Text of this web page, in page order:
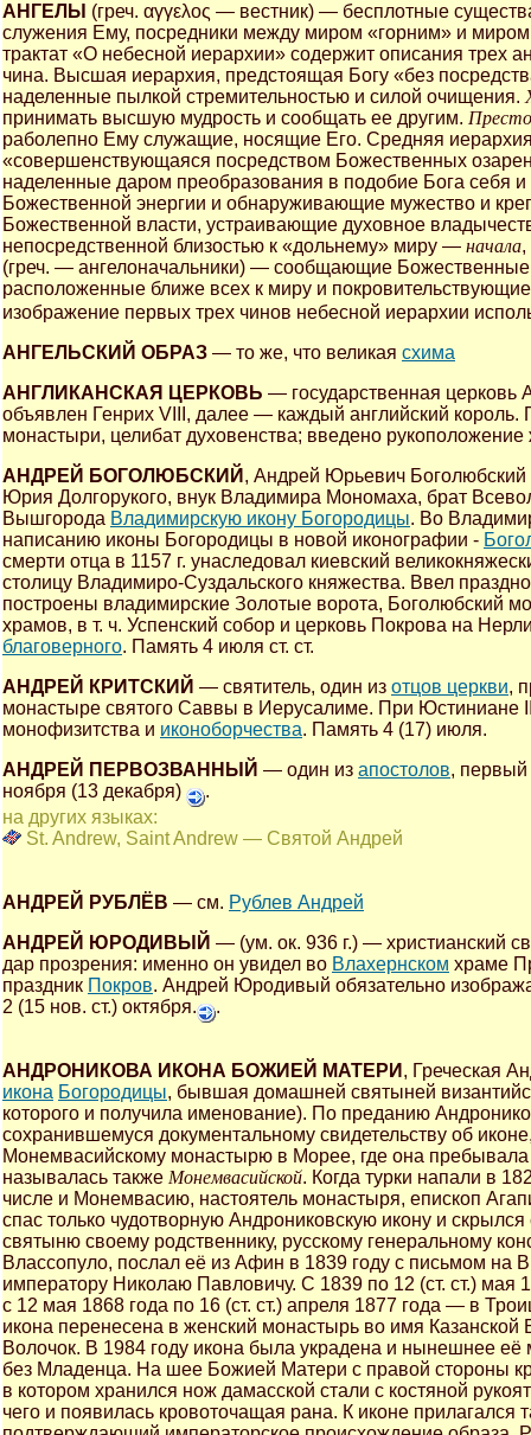
АНГЕЛЫ (греч. αγγελος — вестник) — бесплотные
служения Ему, посредники между миром «горним» и
трактат «О небесной иерархии» содержит описания трех
чина. Высшая иерархия, предстоящая Богу «без
наделенные пылкой стремительностью и силой очищения.
принимать высшую мудрость и сообщать ее другим.
раболепно Ему служащие, носящие Его. Средняя
«совершенствующаяся посредством Божественных
наделенные даром преобразования в подобие Бога себя
Божественной энергии и обнаруживающие мужество и
Божественной власти, устраивающие духовное
непосредственной близостью к «дольнему» миру — начала,
(греч. — ангелоначальники) — сообщающие
расположенные ближе всех к миру и
изображение первых трех чинов небесной иерархии
АНГЕЛЬСКИЙ ОБРАЗ — то же, что великая схима
АНГЛИКАНСКАЯ ЦЕРКОВЬ — государственная церковь
объявлен Генрих VIII, далее — каждый английский
монастыри, целибат духовенства; введено
АНДРЕЙ БОГОЛЮБСКИЙ , Андрей Юрьевич Боголюбский
Юрия Долгорукого, внук Владимира Мономаха, брат
Вышгорода Владимирскую икону Богородицы. Во
написанию иконы Богородицы в новой иконографии -
смерти отца в 1157 г. унаследовал киевский
столицу Владимиро-Суздальского княжества. Ввел
построены владимирские Золотые ворота, Боголюбский
храмов, в т. ч. Успенский собор и церковь Покрова на
благоверного. Память 4 июля ст. ст.
АНДРЕЙ КРИТСКИЙ — святитель, один из отцов церкви,
монастыре святого Саввы в Иерусалиме. При Юстиниане
монофизитства и иконоборчества. Память 4 (17) июля.
АНДРЕЙ ПЕРВОЗВАННЫЙ — один из апостолов,
ноября (13 декабря)
.
на других языках:
St. Andrew, Saint Andrew — Святой Андрей
АНДРЕЙ РУБЛЁВ — см. Рублев Андрей
АНДРЕЙ ЮРОДИВЫЙ — (ум. ок. 936 г.) — христианский
дар прозрения: именно он увидел во Влахернском храме
праздник Покров. Андрей Юродивый обязательно
2 (15 нов. ст.) октября.
.
АНДРОНИКОВА ИКОНА БОЖИЕЙ МАТЕРИ , Греческая
икона Богородицы, бывшая домашней святыней
которого и получила именование). По преданию
сохранившемуся документальному свидетельству об
Монемвасийскому монастырю в Морее, где она
называлась также Монемвасийской. Когда турки напали в
числе и Монемвасию, настоятель монастыря, епископ
спас только чудотворную Андрониковскую икону и
святыню своему родственнику, русскому генеральному
Влассопуло, послал её из Афин в 1839 году с письмом
императору Николаю Павловичу. С 1839 по 12 (ст. ст.)
с 12 мая 1868 года по 16 (ст. ст.) апреля 1877 года — в
икона перенесена в женский монастырь во имя
Волочок. В 1984 году икона была украдена и нынешнее
без Младенца. На шее Божией Матери с правой стороны
в котором хранился нож дамасской стали с костяной
чего и появилась кровоточащая рана. К иконе